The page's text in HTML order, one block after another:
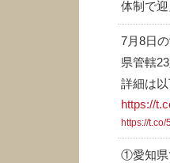
体制で
7月8日
県管轄
詳細は以
https://
https://
①愛知県